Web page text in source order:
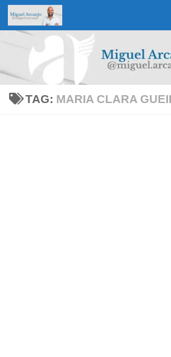
Skip to content
TAG: MARIA CLARA